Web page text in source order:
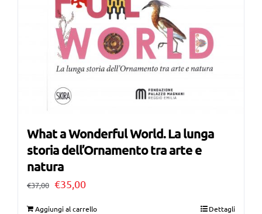
What a Wonderful World. La lunga
storia dell’Ornamento tra arte e
natura
€37,00 Il
€35,00Il
Aggiungi al carrello Dettagli